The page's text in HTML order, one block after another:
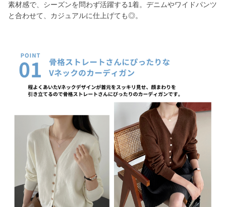
素材感で、シーズンを問わず活躍する1着。デニムやワイドパンツ
と合わせて、カジュアルに仕上げても◎。